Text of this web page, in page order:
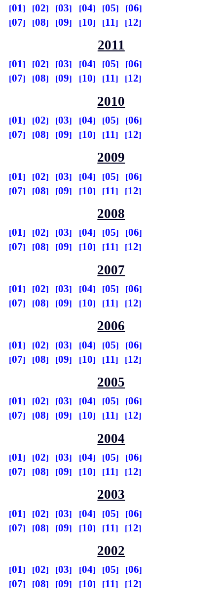
01 02 03 04 05
06
07
08 09 10 11 12
2011
01 02 03 04 05
06
07
08 09 10 11 12
2010
01 02 03 04 05
06
07
08 09 10 11 12
2009
01 02 03 04 05
06
07
08 09 10 11 12
2008
01 02 03 04 05
06
07
08 09 10 11 12
2007
01 02 03 04 05
06
07
08 09 10 11 12
2006
01 02 03 04 05
06
07
08 09 10 11 12
2005
01 02 03 04 05
06
07
08 09 10 11 12
2004
01 02 03 04 05
06
07
08 09 10 11 12
2003
01 02 03 04 05
06
07
08 09 10 11 12
2002
01 02 03 04 05
06
07
08 09 10 11 12